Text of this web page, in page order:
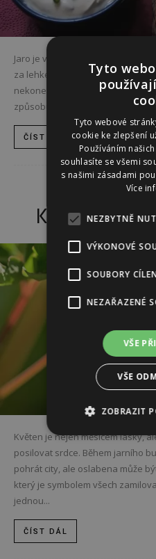
Jaro je v plném proudu a pokud
za lehké pomazánky, teď je ten
nekonečná variabilita. A to nejen
způsobu využití. Domácí
ČÍST DÁL
KRÁSA A
Květen,
Květen je nejen měsícem lásky,
posilovat srdce. Během jarního
pohrát city, ale oslabena může
který je symbolem všech
jednou...
ČÍST DÁL
Tyto
Tyto webové
cookie ke zlepšení
Používáním
souhlasíte se všemi
s našimi zásadami
Více
NEZBYTNĚ
VÝKONOVÉ
SOUBORY
NEZAŘAZENÉ
VŠE
VŠE
ZOBRAZIT